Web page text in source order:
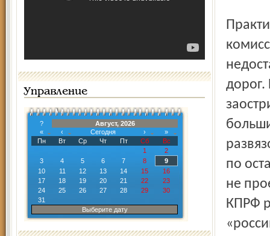
Управление
?
Август, 2026
«
‹ Сегодня ›
»
Пн
Вт Ср Чт Пт Сб
Вс
1
2
3
4 5 6 7 8
9
10
11 12 13 14 15
16
17
18 19 20 21 22
23
24
25 26 27 28 29
30
31
Выберите дату
по
не
КПРФ